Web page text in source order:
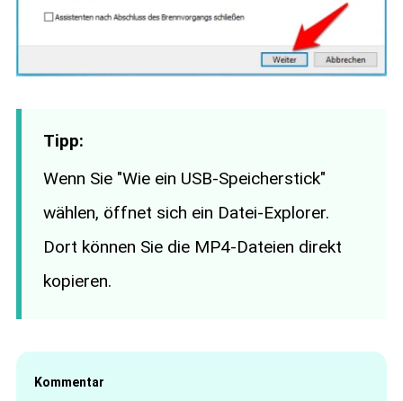
Tipp:
Wenn Sie "Wie ein USB-Speicherstick"
wählen, öffnet sich ein Datei-Explorer.
Dort können Sie die MP4-Dateien direkt
kopieren.
Kommentar